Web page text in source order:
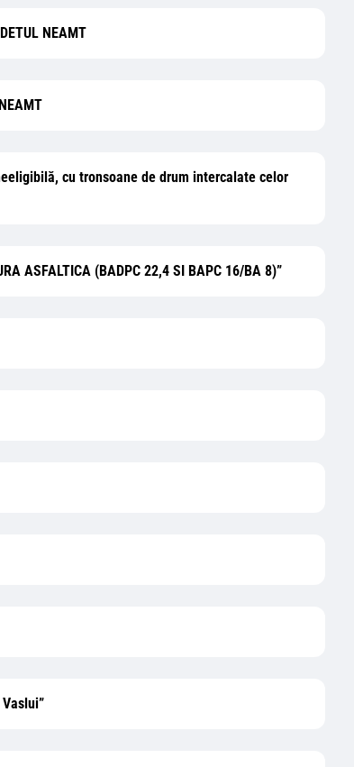
NEAMT
cu tronsoane de drum intercalate celor
ASFALTICA (BADPC 22,4 SI BAPC 16/BA 8)”